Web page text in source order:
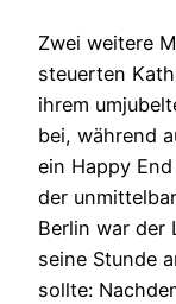
Zwei weitere
steuerten
ihrem
bei, während
ein Happy
der
Berlin war der
seine Stunde
sollte: